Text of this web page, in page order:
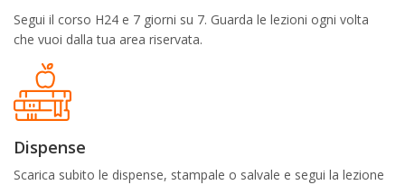
Segui il corso H24 e 7 giorni su 7. Guarda le lezioni ogni volta
che vuoi dalla tua area riservata.
Dispense
Scarica subito le dispense, stampale o salvale e segui la lezione